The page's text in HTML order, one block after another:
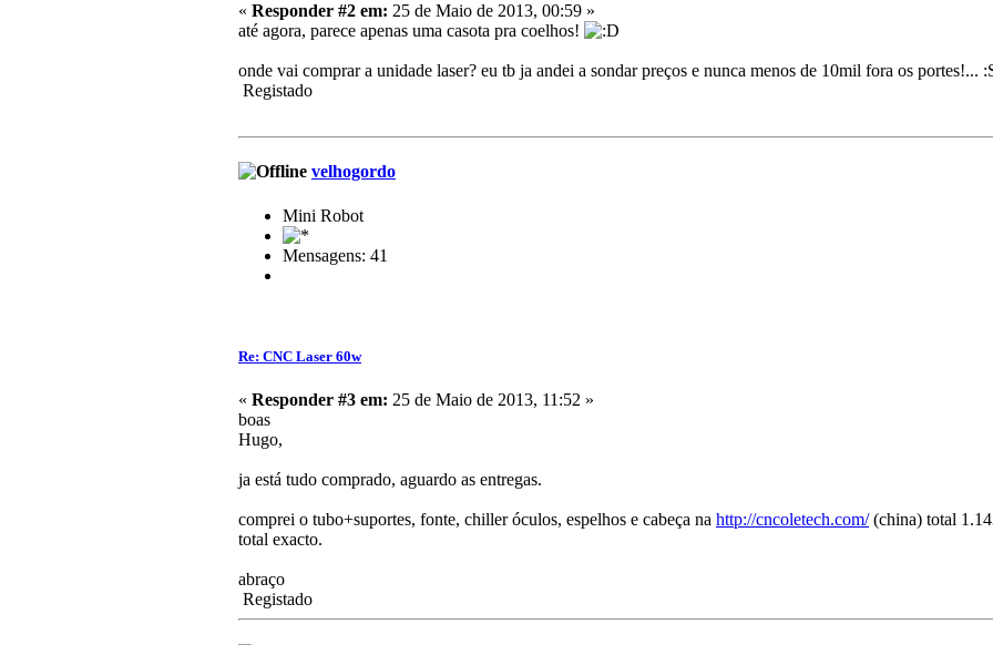
« Responder #2 em: 25 de Maio de 2013, 00:59 »
até agora, parece apenas uma casota pra coelhos!
onde vai comprar a unidade laser? eu tb ja andei a sondar preços e nunca menos de 10mil fora os portes!...
Registado
velhogordo
Mini Robot
Mensagens: 41
Re: CNC Laser 60w
« Responder #3 em: 25 de Maio de 2013, 11:52 »
boas
Hugo,
ja está tudo comprado, aguardo as entregas.
comprei o tubo+suportes, fonte, chiller óculos, espelhos e cabeça na http://cncoletech.com/(china) total
total exacto.
abraço
Registado